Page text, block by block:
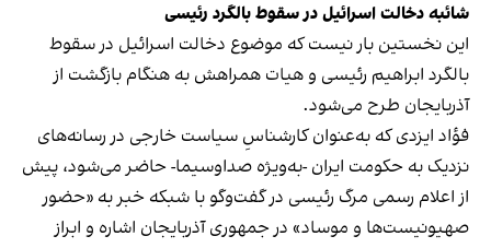
شائبه دخالت اسرائیل در سقوط بالگرد رئیسی
این نخستین بار نیست که موضوع دخالت اسرائیل در سقوط
بالگرد ابراهیم رئیسی و هیات همراهش به هنگام بازگشت از
آذربایجان طرح می‌شود.
فؤاد ایزدی که به‌عنوان کارشناسِ سیاست خارجی در رسانه‌های
نزدیک به حکومت ایران -به‌ویژه صداوسیما- حاضر می‌شود، پیش
از اعلام رسمی مرگ رئیسی در گفت‌وگو با شبکه خبر به «حضور
صهیونیست‌ها و موساد» در جمهوری آذربایجان اشاره و ابراز